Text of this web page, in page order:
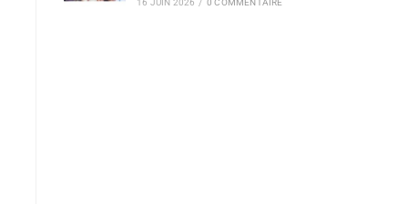
16 JUIN 2026 / 0 COMMENTAIRE